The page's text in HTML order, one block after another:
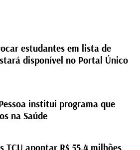
estudantes em lista de
disponível no Portal Único
institui programa que
na Saúde
TCU apontar R$ 55,4 milhões